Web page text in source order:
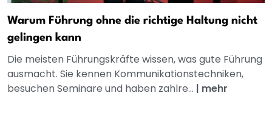
Warum Führung ohne die richtige Haltung nicht
gelingen kann
Die meisten Führungskräfte wissen, was gute Führung
ausmacht. Sie kennen Kommunikationstechniken,
besuchen Seminare und haben zahlre... | mehr